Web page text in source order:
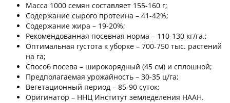
Масса 1000 семян составляет 155-160 г;
Содержание сырого протеина – 41-42%;
Содержание жира – 19-20%;
Рекомендованная посевная норма – 110-130 кг/га.;
Оптимальная густота к уборке – 700-750 тыс. растений
на га;
Способ посева – широкорядный (45 см) и сплошной;
Предполагаемая урожайность – 30-35 ц/га;
Вегетационный период – 85-90 суток;
Оригинатор – ННЦ Институт земледеления НААН.